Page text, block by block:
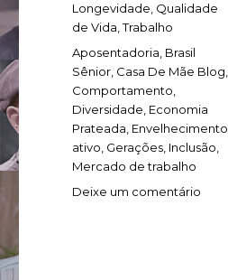
Longevidade Qualidade
de Vida ,Trabalho
Tags
Aposentadoria Brasil
Sênior Casa De Mãe Blog
Comportamento
Diversidade Economia
Prateada Envelhecimento
ativo Gerações Inclusão
Mercado de trabalho
Deixe um comentário